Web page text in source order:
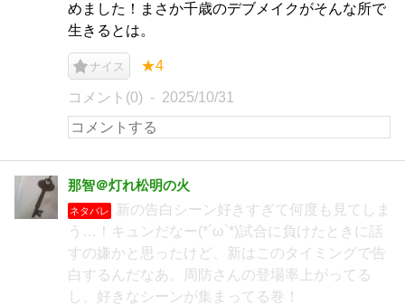
めました！まさか千歳のデブメイクがそんな所で
生きるとは。
ナイス ★4
コメント(0) 2025/10/31
那智＠灯れ松明の火
ネタバレ
新の告白シーン好きすぎて何度も見てしま
う…！キュンだなー(*´ω`*)試合に負けたときに話
すの嫌かと思ったけど、新はこのタイミングで告
白するんだなあ。周防さんの登場率上がってる
し、好きなシーンが集まってる巻！